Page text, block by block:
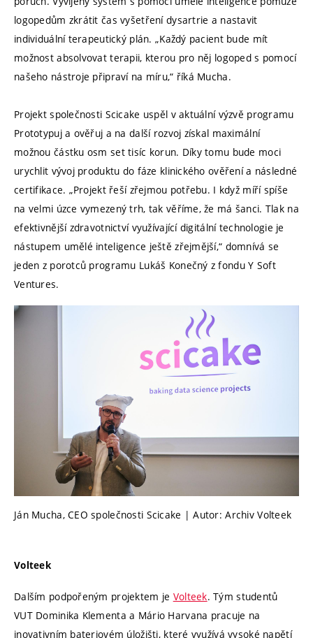
logopedům zkrátit čas vyšetření dysartrie a nastavit
individuální terapeutický plán. „Každý pacient bude mít
možnost absolvovat terapii, kterou pro něj logoped s pomocí
našeho nástroje připraví na míru,“ říká Mucha.
Projekt společnosti Scicake uspěl v aktuální výzvě programu
Prototypuj a ověřuj a na další rozvoj získal maximální
možnou částku osm set tisíc korun. Díky tomu bude moci
urychlit vývoj produktu do fáze klinického ověření a následné
certifikace. „Projekt řeší zřejmou potřebu. I když míří spíše
na velmi úzce vymezený trh, tak věříme, že má šanci. Tlak na
efektivnější zdravotnictví využívající digitální technologie je
nástupem umělé inteligence ještě zřejmější,“ domnívá se
jeden z porotců programu Lukáš Konečný z fondu Y Soft
Ventures.
Ján Mucha, CEO společnosti Scicake | Autor: Archiv Volteek
Volteek
Dalším podpořeným projektem je Volteek. Tým studentů
VUT Dominika Klementa a Mário Harvana pracuje na
inovativním bateriovém úložišti, které využívá vysoké napětí